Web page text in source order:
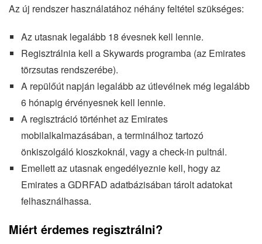
Az új rendszer használatához néhány feltétel szükséges:
Az utasnak legalább 18 évesnek kell lennie.
Regisztrálnia kell a Skywards programba (az Emirates
törzsutas rendszerébe).
A repülőút napján legalább az útlevélnek még legalább
6 hónapig érvényesnek kell lennie.
A regisztráció történhet az Emirates
mobilalkalmazásában, a terminálhoz tartozó
önkiszolgáló kioszkoknál, vagy a check-in pultnál.
Emellett az utasnak engedélyeznie kell, hogy az
Emirates a GDRFAD adatbázisában tárolt adatokat
felhasználhassa.
Miért érdemes regisztrálni?